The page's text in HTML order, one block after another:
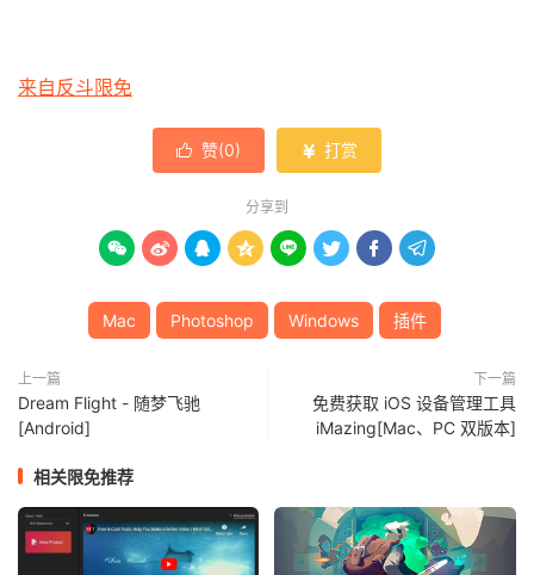
来自反斗限免
 赞(0)  打赏
分享到
       
Mac Photoshop Windows 插件
上一篇
Dream Flight - 随梦飞驰
[Android]
下一篇
免费获取 iOS 设备管理工具
iMazing[Mac、PC 双版本]
相关限免推荐